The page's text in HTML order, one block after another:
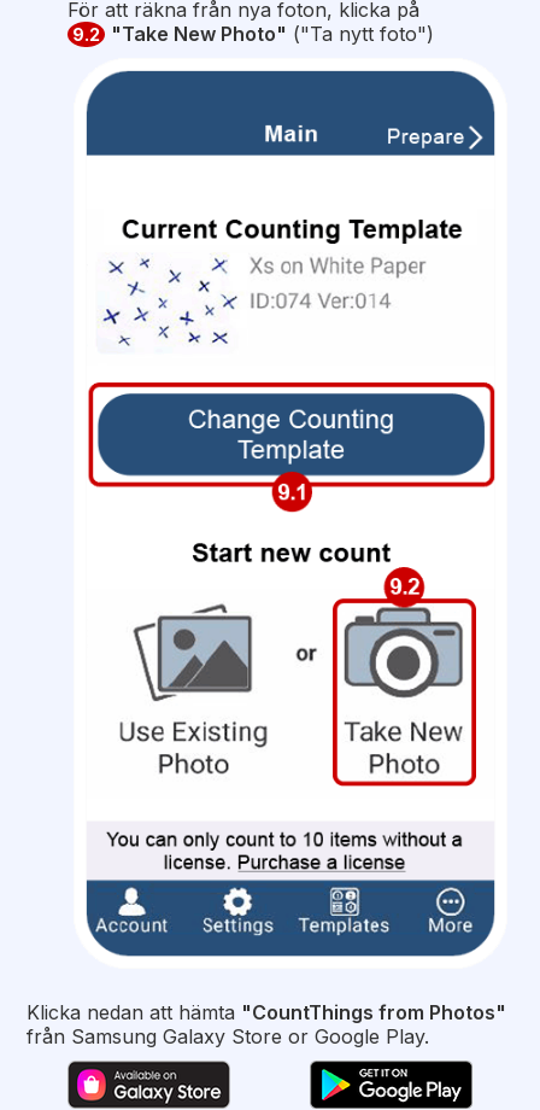
För att räkna från nya foton, klicka på
9.2 "Take New Photo" ("Ta nytt foto")
Klicka nedan att hämta "CountThings from Photos"
från Samsung Galaxy Store or Google Play.